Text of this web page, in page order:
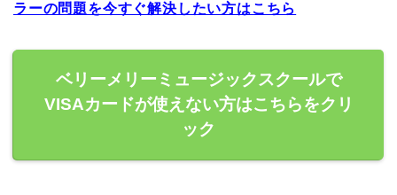
ラーの問題を今すぐ解決したい方はこちら
ベリーメリーミュージックスクールで
VISAカードが使えない方はこちらをクリ
ック